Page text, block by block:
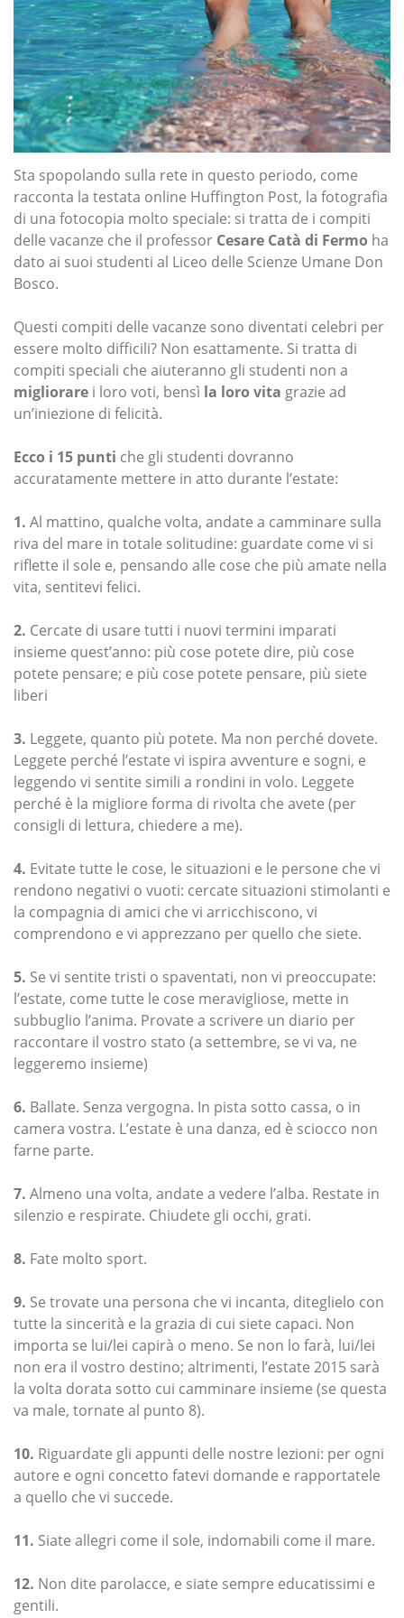
Sta spopolando sulla rete in questo periodo, come
racconta la testata online Huffington Post, la fotografia
di una fotocopia molto speciale: si tratta de i compiti
delle vacanze che il professor Cesare Catà di Fermo ha
dato ai suoi studenti al Liceo delle Scienze Umane Don
Bosco.
Questi compiti delle vacanze sono diventati celebri per
essere molto difficili? Non esattamente. Si tratta di
compiti speciali che aiuteranno gli studenti non a
migliorare i loro voti, bensì la loro vita grazie ad
un’iniezione di felicità.
Ecco i 15 punti che gli studenti dovranno
accuratamente mettere in atto durante l’estate:
1. Al mattino, qualche volta, andate a camminare sulla
riva del mare in totale solitudine: guardate come vi si
riflette il sole e, pensando alle cose che più amate nella
vita, sentitevi felici.
2. Cercate di usare tutti i nuovi termini imparati
insieme quest’anno: più cose potete dire, più cose
potete pensare; e più cose potete pensare, più siete
liberi
3. Leggete, quanto più potete. Ma non perché dovete.
Leggete perché l’estate vi ispira avventure e sogni, e
leggendo vi sentite simili a rondini in volo. Leggete
perché è la migliore forma di rivolta che avete (per
consigli di lettura, chiedere a me).
4. Evitate tutte le cose, le situazioni e le persone che vi
rendono negativi o vuoti: cercate situazioni stimolanti e
la compagnia di amici che vi arricchiscono, vi
comprendono e vi apprezzano per quello che siete.
5. Se vi sentite tristi o spaventati, non vi preoccupate:
l’estate, come tutte le cose meravigliose, mette in
subbuglio l’anima. Provate a scrivere un diario per
raccontare il vostro stato (a settembre, se vi va, ne
leggeremo insieme)
6. Ballate. Senza vergogna. In pista sotto cassa, o in
camera vostra. L’estate è una danza, ed è sciocco non
farne parte.
7. Almeno una volta, andate a vedere l’alba. Restate in
silenzio e respirate. Chiudete gli occhi, grati.
8. Fate molto sport.
9. Se trovate una persona che vi incanta, diteglielo con
tutte la sincerità e la grazia di cui siete capaci. Non
importa se lui/lei capirà o meno. Se non lo farà, lui/lei
non era il vostro destino; altrimenti, l’estate 2015 sarà
la volta dorata sotto cui camminare insieme (se questa
va male, tornate al punto 8).
10. Riguardate gli appunti delle nostre lezioni: per ogni
autore e ogni concetto fatevi domande e rapportatele
a quello che vi succede.
11. Siate allegri come il sole, indomabili come il mare.
12. Non dite parolacce, e siate sempre educatissimi e
gentili.